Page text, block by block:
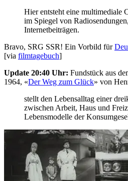
Hier entsteht eine multimediale
im Spiegel von
Internetbeiträgen.
Bravo, SRG SSR! Ein Vorbild für
[via filmtagebuch]
Update 20:40 Uhr: Fundstück aus
1964, «Der Weg zum Glück» von
stellt den Lebensalltag einer
zwischen Arbeit, Haus und
Lebensmodelle der